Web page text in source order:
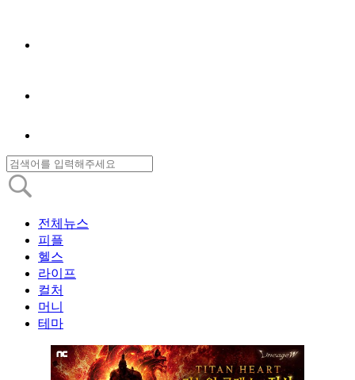
전체뉴스
피플
헬스
라이프
컬처
머니
테마